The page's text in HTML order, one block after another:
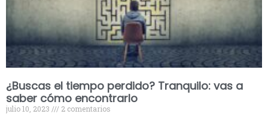
¿Buscas el tiempo perdido? Tranquilo: vas a
saber cómo encontrarlo
julio 10, 2023 2 comentarios